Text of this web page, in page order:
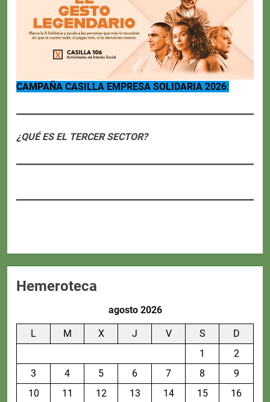
CAMPAÑA CASILLA EMPRESA SOLIDARIA 2026:
¿QUÉ ES EL TERCER SECTOR?
Hemeroteca
agosto 2026
L M X J V S
D
1
2
3
4 5 6 7 8
9
10
11 12 13 14 15
16